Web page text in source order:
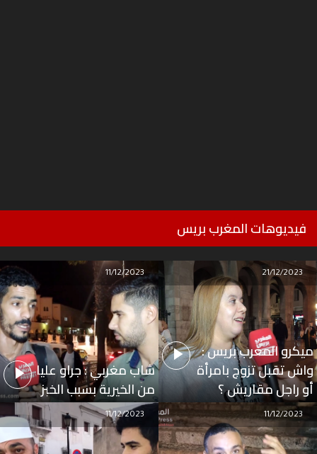
فيديوهات المغرب بريس
ميكرو المغرب بريس :
واش تقبل تزوج بامرأة
أو راجل مقاريش ؟
21/12/2023
شاب مغربي : جراو عليا
من الخيرية بسبب الخبز
11/12/2023
11/12/2023
11/12/2023